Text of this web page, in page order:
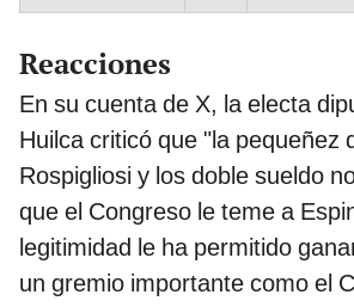
Reacciones
En su cuenta de X, la electa
Huilca criticó que "la pequeñez
Rospigliosi y los doble sueldo
que el Congreso le teme a
legitimidad le ha permitido
un gremio importante como el